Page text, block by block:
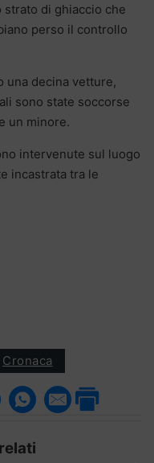
di ghiaccio che
perso il controllo
una decina vetture,
sono state soccorse
un minore.
intervenute sul luogo
incastrata tra le
Cronaca